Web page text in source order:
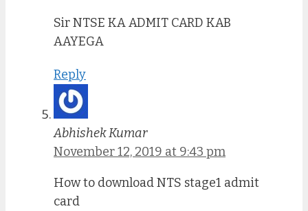
Sir NTSE KA ADMIT CARD KAB
AAYEGA
Reply
Abhishek Kumar
November 12, 2019 at 9:43 pm
How to download NTS stage1 admit
card